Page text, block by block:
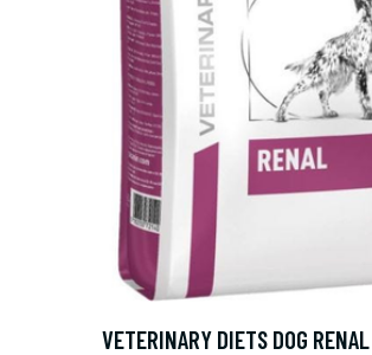
VETERINARY DIETS DOG